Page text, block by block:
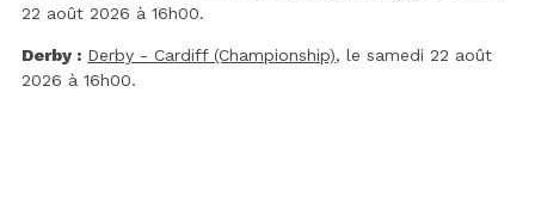
22 août 2026 à 16h00.
Derby : Derby - Cardiff (Championship), le samedi 22 août
2026 à 16h00.